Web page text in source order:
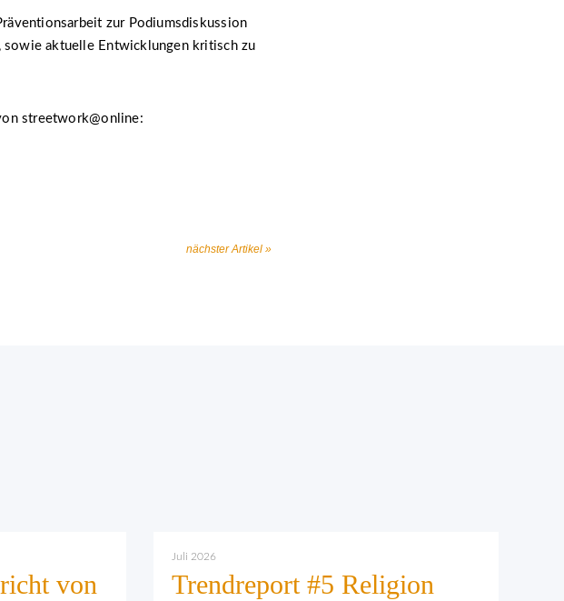
zur Podiumsdiskussion
sowie aktuelle Entwicklungen kritisch zu
streetwork@online:
nächster Artikel »
von
Juli 2026
Trendreport #5 Religion